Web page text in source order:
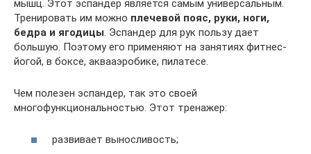
мышц. Этот эспандер является самым универсальным.
Тренировать им можно плечевой пояс, руки, ноги,
бедра и ягодицы. Эспандер для рук пользу дает
большую. Поэтому его применяют на занятиях фитнес-
йогой, в боксе, аквааэробике, пилатесе.
Чем полезен эспандер, так это своей
многофункциональностью. Этот тренажер:
развивает выносливость;